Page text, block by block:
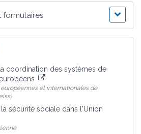
formulaires
coordination des systèmes de
et internationales de
sécurité sociale dans l'Union